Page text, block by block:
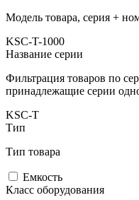
Модель товара, серия +
KSC-T-1000
Название серии
Фильтрация товаров по
принадлежащие серии
KSC-T
Тип
Тип товара
Емкость
Класс оборудования